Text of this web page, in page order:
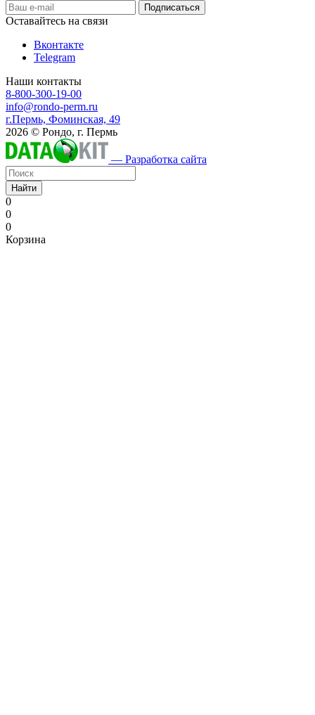
Оставайтесь на связи
Вконтакте
Telegram
Наши контакты
8-800-300-19-00
info@rondo-perm.ru
г.Пермь, Фоминская, 49
2026 © Рондо, г. Пермь
— Разработка сайта
Найти
0
0
0
Корзина